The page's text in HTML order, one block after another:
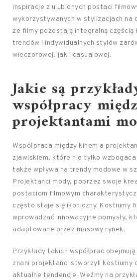
inspiracje z ulubionych postaci
wykorzystywanych w stylizacjach na
że filmy pozostają integralną częścią
trendów i indywidualnych stylów
wieczorowej, jak i casualowej.
Jakie są
współpracy
projektantami
Współpraca między kinem a
zjawiskiem, które nie tylko
także wpływa na trendy modowe w
Projektanci mody, poprzez swoje
postaciom filmowym
często staje się ikoniczny. Kostiumy
wprowadzać innowacyjne pomysły,
adaptowane przez masowy rynek.
Przykłady takich współprac
znani projektanci stworzyli kostiumy
aktualne tendencje. Weźmy na